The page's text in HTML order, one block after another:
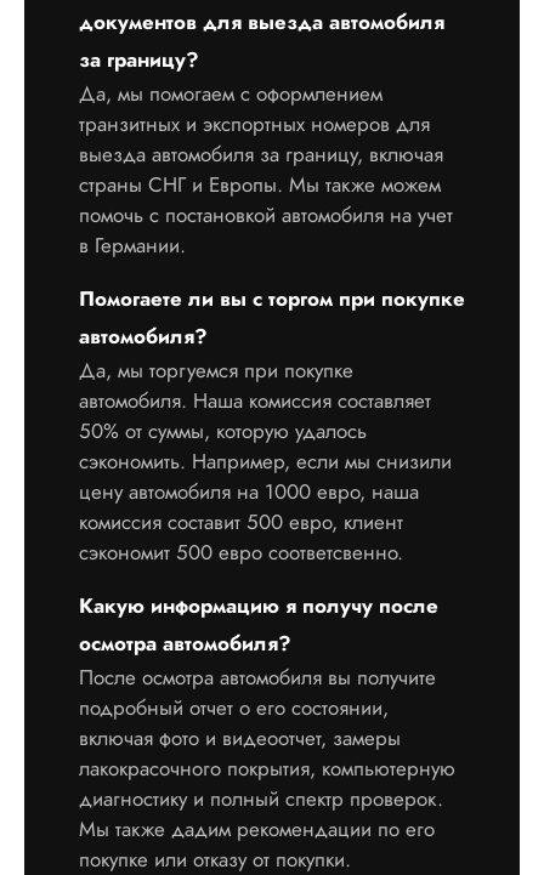
документов для выезда автомобиля
за границу?
Да, мы помогаем с оформлением
транзитных и экспортных номеров для
выезда автомобиля за границу, включая
страны СНГ и Европы. Мы также можем
помочь с постановкой автомобиля на учет
в Германии.
Помогаете ли вы с торгом при покупке
автомобиля?
Да, мы торгуемся при покупке
автомобиля. Наша комиссия составляет
50% от суммы, которую удалось
сэкономить. Например, если мы снизили
цену автомобиля на 1000 евро, наша
комиссия составит 500 евро, клиент
сэкономит 500 евро соответсвенно.
Какую информацию я получу после
осмотра автомобиля?
После осмотра автомобиля вы получите
подробный отчет о его состоянии,
включая фото и видеоотчет, замеры
лакокрасочного покрытия, компьютерную
диагностику и полный спектр проверок.
Мы также дадим рекомендации по его
покупке или отказу от покупки.